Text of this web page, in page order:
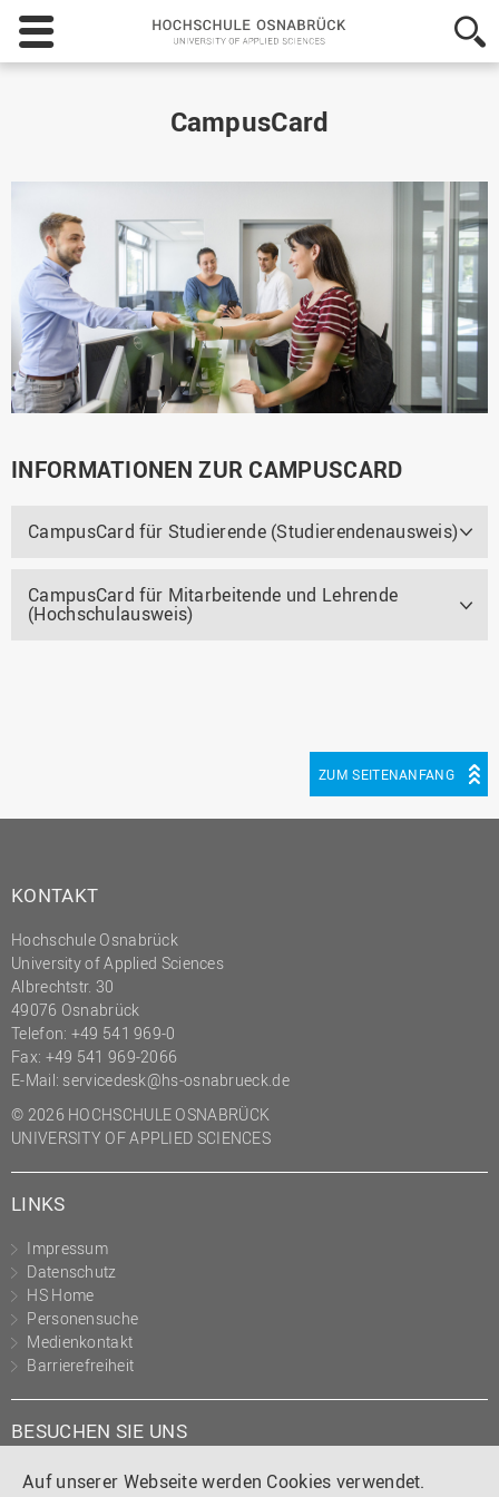
Auf unserer Webseite werden Cookies verwendet.
Hochschule
Osnabrück
-
CampusCard
INFORMATIONEN ZUR CAMPUSCARD
CampusCard für Studierende (Studierendenausweis)
CampusCard für Mitarbeitende und Lehrende
(Hochschulausweis)
ZUM SEITENANFANG
KONTAKT
Hochschule Osnabrück
University of Applied Sciences
Albrechtstr. 30
49076 Osnabrück
Telefon: +49 541 969-0
Fax: +49 541 969-2066
E-Mail: servicedesk@hs-osnabrueck.de
© 2026 HOCHSCHULE OSNABRÜCK
UNIVERSITY OF APPLIED SCIENCES
LINKS
Impressum
Datenschutz
HS Home
Personensuche
Medienkontakt
Barrierefreiheit
BESUCHEN SIE UNS
Instagram
TiktokLinkedIn
YouTube
Facebook